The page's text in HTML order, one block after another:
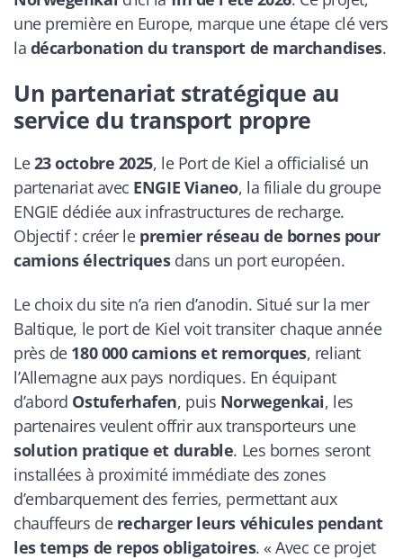
une première en Europe, marque une étape clé vers
la décarbonation du transport de marchandises.
Un partenariat stratégique au
service du transport propre
Le23 octobre 2025, le Port de Kiel a officialisé un
partenariat avec ENGIE Vianeo, la filiale du groupe
ENGIE dédiée aux infrastructures de recharge.
Objectif : créer le premier réseau de bornes pour
camions électriquesdans un port européen.
Le choix du site n’a rien d’anodin. Situé sur la mer
Baltique, le port de Kiel voit transiter chaque année
près de 180 000 camions et remorques, reliant
l’Allemagne aux pays nordiques. En équipant
d’abord Ostuferhafen, puis Norwegenkai, les
partenaires veulent offrir aux transporteurs une
solution pratique et durable. Les bornes seront
installées à proximité immédiate des zones
d’embarquement des ferries, permettant aux
chauffeurs de recharger leurs véhicules pendant
les temps de repos obligatoires. « Avec ce projet